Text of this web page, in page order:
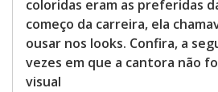
coloridas eram as preferidas
começo da carreira, ela
ousar nos looks. Confira, a
vezes em que a cantora não
visual